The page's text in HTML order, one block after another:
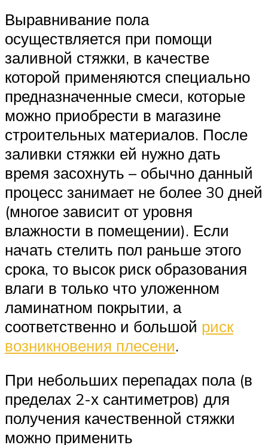
Выравнивание пола
осуществляется при помощи
заливной стяжки, в качестве
которой применяются специально
предназначенные смеси, которые
можно приобрести в магазине
строительных материалов. После
заливки стяжки ей нужно дать
время засохнуть – обычно данный
процесс занимает не более 30 дней
(многое зависит от уровня
влажности в помещении). Если
начать стелить пол раньше этого
срока, то высок риск образования
влаги в только что уложенном
ламинатном покрытии, а
соответственно и большой риск
возникновения плесени.
При небольших перепадах пола (в
пределах 2-х сантиметров) для
получения качественной стяжки
можно применить